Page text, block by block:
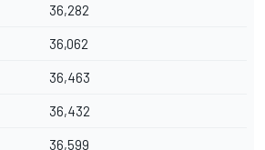
36,282
36,062
36,463
36,432
36,599